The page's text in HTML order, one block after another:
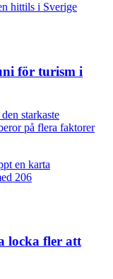
för turism i
starkaste
på flera faktorer
locka fler att